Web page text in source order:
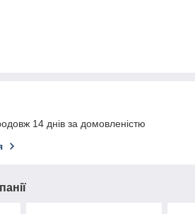
14 днів за домовленістю